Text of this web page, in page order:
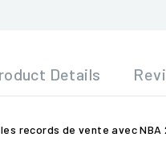
Details
records de vente avec